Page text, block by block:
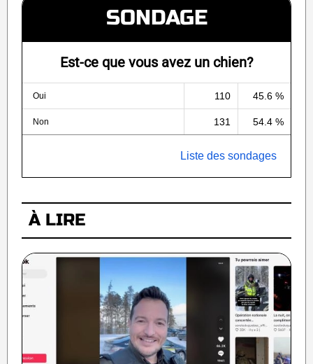
SONDAGE
Est-ce que vous avez un chien?
Oui 110 45.6 %
Non 131 54.4 %
Liste des sondages
À LIRE